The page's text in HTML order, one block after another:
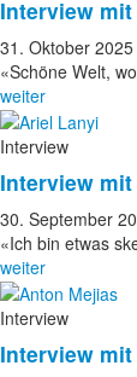
Interview
31. Oktober 2025
«Schöne Welt,
weiter
Interview
Interview
30. September
«Ich bin etwas
weiter
Interview
Interview